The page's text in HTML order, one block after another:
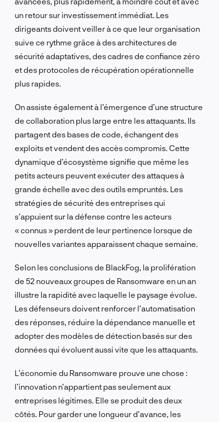
un retour sur investissement immédiat. Les
dirigeants doivent veiller à ce que leur organisation
suive ce rythme grâce à des architectures de
sécurité adaptatives, des cadres de confiance zéro
et des protocoles de récupération opérationnelle
plus rapides.
On assiste également à l’émergence d’une structure
de collaboration plus large entre les attaquants. Ils
partagent des bases de code, échangent des
exploits et vendent des accès compromis. Cette
dynamique d’écosystème signifie que même les
petits acteurs peuvent exécuter des attaques à
grande échelle avec des outils empruntés. Les
stratégies de sécurité des entreprises qui
s’appuient sur la défense contre les acteurs
« connus » perdent de leur pertinence lorsque de
nouvelles variantes apparaissent chaque semaine.
Selon les conclusions de BlackFog, la prolifération
de 52 nouveaux groupes de Ransomware en un an
illustre la rapidité avec laquelle le paysage évolue.
Les défenseurs doivent renforcer l’automatisation
des réponses, réduire la dépendance manuelle et
adopter des modèles de détection basés sur des
données qui évoluent aussi vite que les attaquants.
L’économie du Ransomware prouve une chose :
l’innovation n’appartient pas seulement aux
entreprises légitimes. Elle se produit des deux
côtés. Pour garder une longueur d’avance, les